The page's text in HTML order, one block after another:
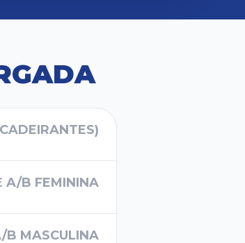
A/B FEMININA
B MASCULINA